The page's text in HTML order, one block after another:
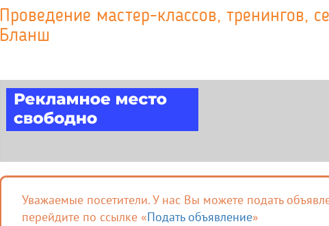
Проведение мастер-классов, тренингов,
Бланш
Уважаемые посетители. У нас Вы можете подать
перейдите по ссылке «Подать объявление»